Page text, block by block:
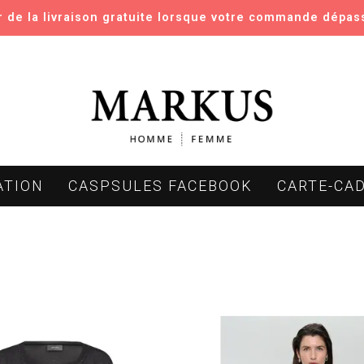
de la livraison gratuite lorsque votre commande
CASPSULES FACEBOOK CARTE-